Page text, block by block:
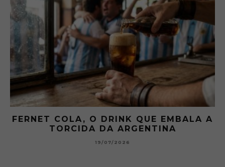
FERNET COLA, O DRINK QUE EMBALA A
TORCIDA DA ARGENTINA
19/07/2026